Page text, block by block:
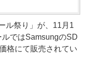
ル祭り」が、11月1
ではSamsungのSD
格にて販売されてい